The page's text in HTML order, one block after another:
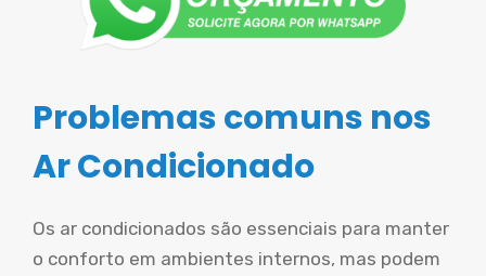
Problemas comuns nos
Ar Condicionado
Os ar condicionados são essenciais para manter
o conforto em ambientes internos, mas podem